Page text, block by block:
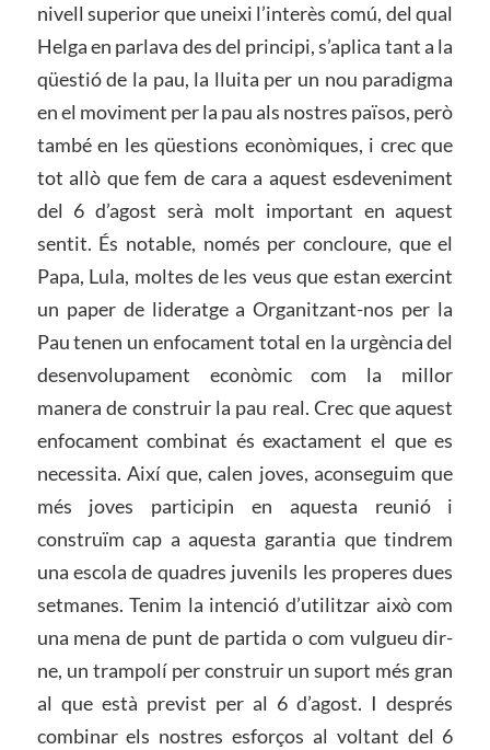
nivell superior que uneixi l’interès comú, del qual
Helga en parlava des del principi, s’aplica tant a la
qüestió de la pau, la lluita per un nou paradigma
en el moviment per la pau als nostres països, però
també en les qüestions econòmiques, i crec que
tot allò que fem de cara a aquest esdeveniment
del 6 d’agost serà molt important en aquest
sentit. És notable, només per concloure, que el
Papa, Lula, moltes de les veus que estan exercint
un paper de lideratge a Organitzant-nos per la
Pau tenen un enfocament total en la urgència del
desenvolupament econòmic com la millor
manera de construir la pau real. Crec que aquest
enfocament combinat és exactament el que es
necessita. Així que, calen joves, aconseguim que
més joves participin en aquesta reunió i
construïm cap a aquesta garantia que tindrem
una escola de quadres juvenils les properes dues
setmanes. Tenim la intenció d’utilitzar això com
una mena de punt de partida o com vulgueu dir-
ne, un trampolí per construir un suport més gran
al que està previst per al 6 d’agost. I després
combinar els nostres esforços al voltant del 6